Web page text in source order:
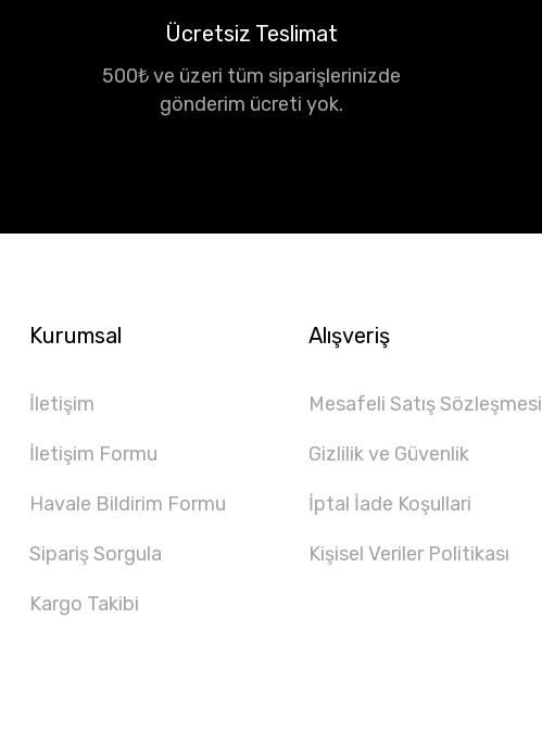
Ücretsiz Teslimat
500₺ ve üzeri tüm siparişlerinizde
gönderim ücreti yok.
Kurumsal
İletişim
İletişim Formu
Havale Bildirim Formu
Sipariş Sorgula
Kargo Takibi
Alışveriş
Mesafeli Satış Sözleşmesi
Gizlilik ve Güvenlik
İptal İade Koşullari
Kişisel Veriler Politikası